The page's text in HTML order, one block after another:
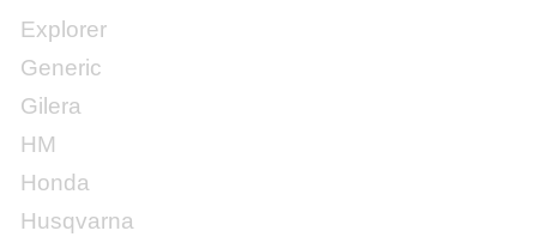
Explorer
Generic
Gilera
HM
Honda
Husqvarna